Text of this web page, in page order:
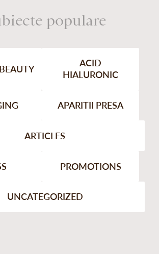
populare
ACID
HIALURONIC
APARITII PRESA
ARTICLES
PROMOTIONS
UNCATEGORIZED